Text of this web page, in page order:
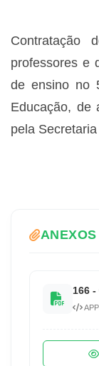
Contratação
professores e
de ensino no
Educação, de
pela
166 -